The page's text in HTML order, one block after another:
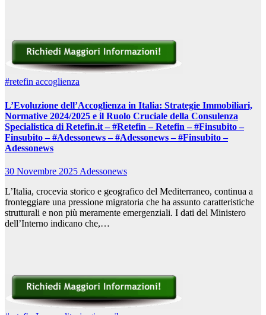
#retefin accoglienza
L’Evoluzione dell’Accoglienza in Italia: Strategie Immobiliari,
Normative 2024/2025 e il Ruolo Cruciale della Consulenza
Specialistica di Retefin.it – #Retefin – Retefin – #Finsubito –
Finsubito – #Adessonews – #Adessonews – #Finsubito –
Adessonews
30 Novembre 2025 Adessonews
L’Italia, crocevia storico e geografico del Mediterraneo, continua a
fronteggiare una pressione migratoria che ha assunto caratteristiche
strutturali e non più meramente emergenziali. I dati del Ministero
dell’Interno indicano che,…